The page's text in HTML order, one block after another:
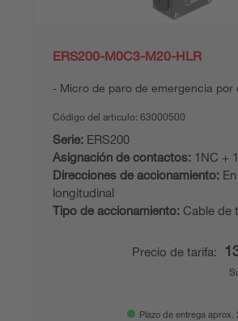
ERS200-M0C3-M20-HLR
Micro de paro de emergencia por
Código del articulo: 63000500
Serie: ERS200
Asignación de contactos: 1NC +
Direcciones de accionamiento:
longitudinal
Tipo de accionamiento: Cable de
Precio de tarifa:
Plazo de entrega aprox.